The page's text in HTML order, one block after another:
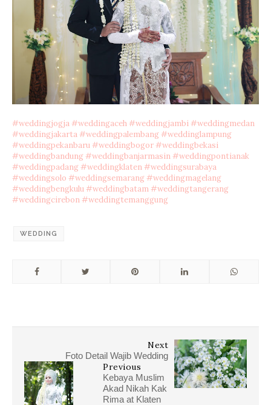
#weddingjogja#weddingaceh#weddingjambi#weddingmedan
#weddingjakarta#weddingpalembang#weddinglampung
#weddingpekanbaru#weddingbogor#weddingbekasi
#weddingbandung#weddingbanjarmasin#weddingpontianak
#weddingpadang#weddingklaten#weddingsurabaya
#weddingsolo #weddingsemarang#weddingmagelang
#weddingbengkulu#weddingbatam#weddingtangerang
#weddingcirebon#weddingtemanggung
WEDDING
Next
Foto Detail Wajib Wedding
Previous
Kebaya Muslim
Akad Nikah Kak
Rima at Klaten